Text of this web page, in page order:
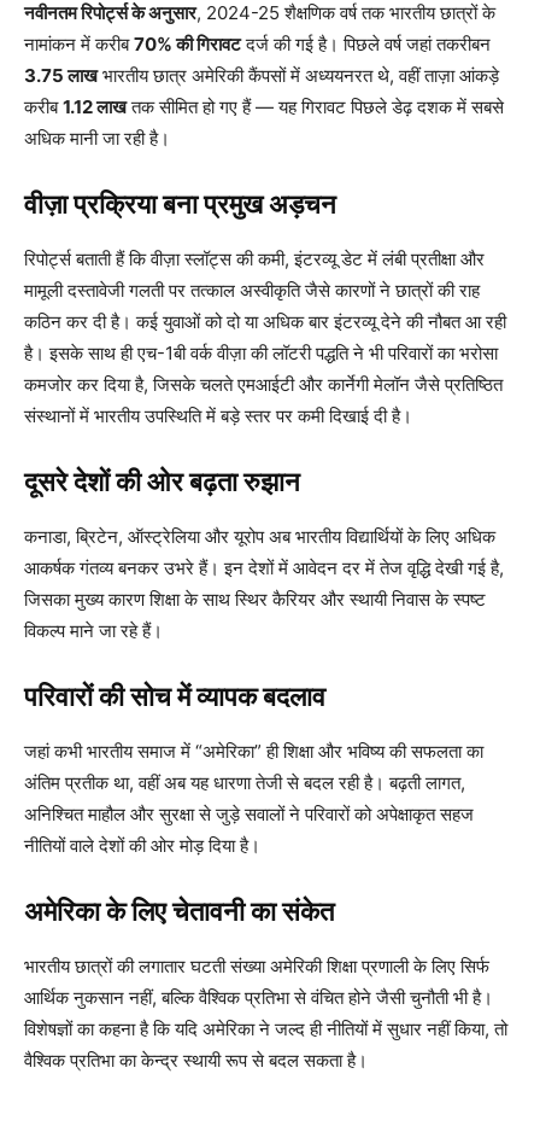
नवीनतम रिपोर्ट्स के अनुसार, 2024-25 शैक्षणिक वर्ष तक भारतीय छात्रों के
नामांकन में करीब70% की गिरावटदर्ज की गई है। पिछले वर्ष जहां तकरीबन
3.75 लाखभारतीय छात्र अमेरिकी कैंपसों में अध्ययनरत थे, वहीं ताज़ा आंकड़े
करीब1.12 लाखतक सीमित हो गए हैं — यह गिरावट पिछले डेढ़ दशक में सबसे
अधिक मानी जा रही है।
वीज़ा प्रक्रिया बना प्रमुख अड़चन
रिपोर्ट्स बताती हैं कि वीज़ा स्लॉट्स की कमी, इंटरव्यू डेट में लंबी प्रतीक्षा और
मामूली दस्तावेजी गलती पर तत्काल अस्वीकृति जैसे कारणों ने छात्रों की राह
कठिन कर दी है। कई युवाओं को दो या अधिक बार इंटरव्यू देने की नौबत आ रही
है। इसके साथ ही एच-1बी वर्क वीज़ा की लॉटरी पद्धति ने भी परिवारों का भरोसा
कमजोर कर दिया है, जिसके चलते एमआईटी और कार्नेगी मेलॉन जैसे प्रतिष्ठित
संस्थानों में भारतीय उपस्थिति में बड़े स्तर पर कमी दिखाई दी है।
दूसरे देशों की ओर बढ़ता रुझान
कनाडा, ब्रिटेन, ऑस्ट्रेलिया और यूरोप अब भारतीय विद्यार्थियों के लिए अधिक
आकर्षक गंतव्य बनकर उभरे हैं। इन देशों में आवेदन दर में तेज वृद्धि देखी गई है,
जिसका मुख्य कारण शिक्षा के साथ स्थिर कैरियर और स्थायी निवास के स्पष्ट
विकल्प माने जा रहे हैं।
परिवारों की सोच में व्यापक बदलाव
जहां कभी भारतीय समाज में “अमेरिका” ही शिक्षा और भविष्य की सफलता का
अंतिम प्रतीक था, वहीं अब यह धारणा तेजी से बदल रही है। बढ़ती लागत,
अनिश्चित माहौल और सुरक्षा से जुड़े सवालों ने परिवारों को अपेक्षाकृत सहज
नीतियों वाले देशों की ओर मोड़ दिया है।
अमेरिका के लिए चेतावनी का संकेत
भारतीय छात्रों की लगातार घटती संख्या अमेरिकी शिक्षा प्रणाली के लिए सिर्फ
आर्थिक नुकसान नहीं, बल्कि वैश्विक प्रतिभा से वंचित होने जैसी चुनौती भी है।
विशेषज्ञों का कहना है कि यदि अमेरिका ने जल्द ही नीतियों में सुधार नहीं किया, तो
वैश्विक प्रतिभा का केन्द्र स्थायी रूप से बदल सकता है।